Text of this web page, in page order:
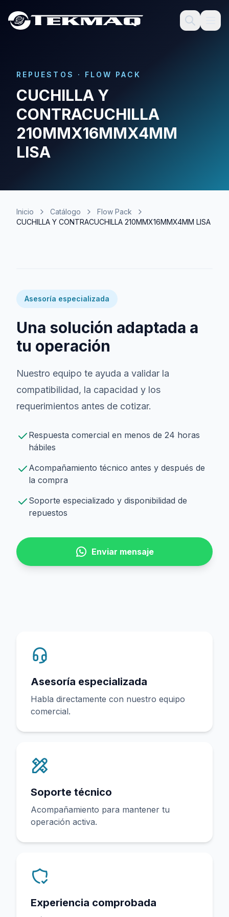
REPUESTOS · FLOW PACK
CUCHILLA Y
CONTRACUCHILLA
210MMX16MMX4MM
LISA
Inicio Catálogo
Flow Pack
CUCHILLA Y CONTRACUCHILLA 210MMX16MMX4MM LISA
Asesoría especializada
Una solución adaptada a
tu operación
Nuestro equipo te ayuda a validar la
compatibilidad, la capacidad y los
requerimientos antes de cotizar.
Respuesta comercial en menos de 24 horas
hábiles
Acompañamiento técnico antes y después de
la compra
Soporte especializado y disponibilidad de
repuestos
Enviar mensaje
Asesoría especializada
Habla directamente con nuestro equipo
comercial.
Soporte técnico
Acompañamiento para mantener tu
operación activa.
Experiencia comprobada